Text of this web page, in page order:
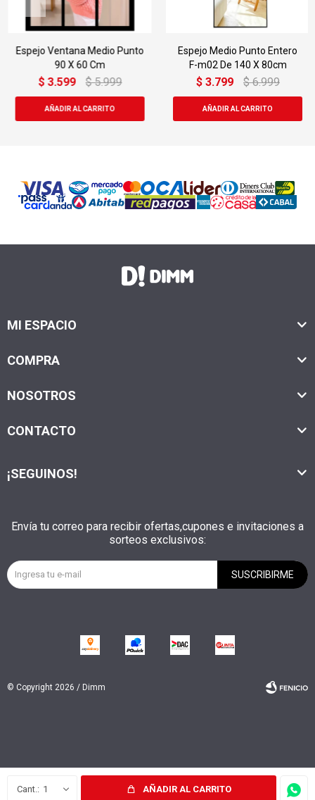
1 AÑADIR AL CARRITO
Espejo Ventana Medio Punto
90 X 60 Cm
$ 3.599 $ 5.999
Espejo Medio Punto Entero
F-m02 De 140 X 80cm
$ 3.799 $ 6.999
MI ESPACIO
COMPRA
NOSOTROS
CONTACTO
Envía tu correo para recibir ofertas,cupones e invitaciones a
sorteos exclusivos:
SUSCRIBIRME
¡SEGUINOS!
© Copyright 2026 / Dimm
Fenicio